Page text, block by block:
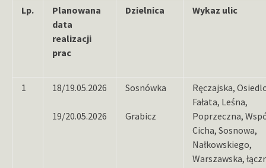
Lp.
Planowana
data
realizacji
prac
Dzielnica Wykaz ulic
1 18/19.05.2026
19/20.05.2026
Sosnówka
Grabicz
Ręczajska,
Fałata, Leśna,
Poprzeczna,
Cicha, Sosnowa,
Nałkowskiego,
Warszawska,